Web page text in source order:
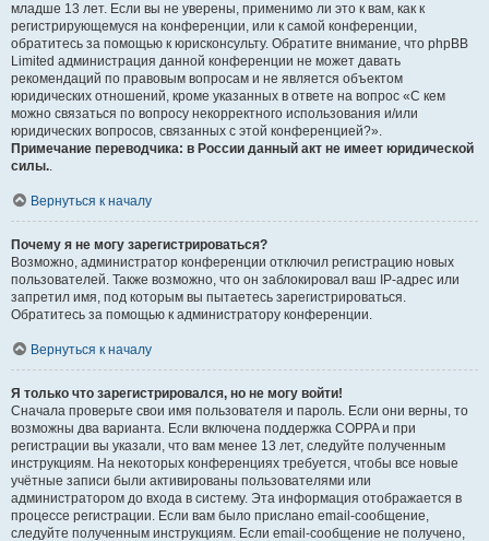
младше 13 лет. Если вы не уверены, применимо ли это к вам, как к
регистрирующемуся на конференции, или к самой конференции,
обратитесь за помощью к юрисконсульту. Обратите внимание, что phpBB
Limited администрация данной конференции не может давать
рекомендаций по правовым вопросам и не является объектом
юридических отношений, кроме указанных в ответе на вопрос «С кем
можно связаться по вопросу некорректного использования и/или
юридических вопросов, связанных с этой конференцией?».
Примечание переводчика: в России данный акт не имеет юридической
силы..
Вернуться к началу
Почему я не могу зарегистрироваться?
Возможно, администратор конференции отключил регистрацию новых
пользователей. Также возможно, что он заблокировал ваш IP-адрес или
запретил имя, под которым вы пытаетесь зарегистрироваться.
Обратитесь за помощью к администратору конференции.
Вернуться к началу
Я только что зарегистрировался, но не могу войти!
Сначала проверьте свои имя пользователя и пароль. Если они верны, то
возможны два варианта. Если включена поддержка COPPA и при
регистрации вы указали, что вам менее 13 лет, следуйте полученным
инструкциям. На некоторых конференциях требуется, чтобы все новые
учётные записи были активированы пользователями или
администратором до входа в систему. Эта информация отображается в
процессе регистрации. Если вам было прислано email-сообщение,
следуйте полученным инструкциям. Если email-сообщение не получено,